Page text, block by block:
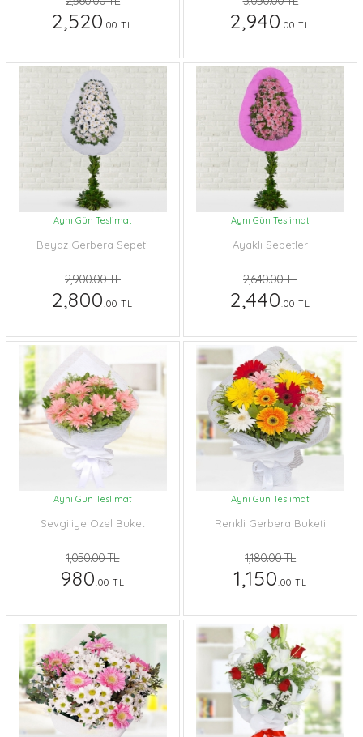
2,520.00 TL 2,940.00 TL
Aynı Gün Teslimat
Beyaz Gerbera Sepeti
2,900.00 TL
2,800.00 TL
Aynı Gün Teslimat
Ayaklı Sepetler
2,640.00 TL
2,440.00 TL
Aynı Gün Teslimat
Sevgiliye Özel Buket
1,050.00 TL
980.00 TL
Aynı Gün Teslimat
Renkli Gerbera Buketi
1,180.00 TL
1,150.00 TL